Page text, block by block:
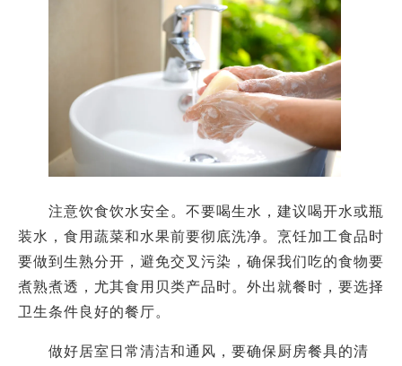
注意饮食饮水安全。不要喝生水，建议喝开水或瓶
装水，食用蔬菜和水果前要彻底洗净。烹饪加工食品时
要做到生熟分开，避免交叉污染，确保我们吃的食物要
煮熟煮透，尤其食用贝类产品时。外出就餐时，要选择
卫生条件良好的餐厅。
做好居室日常清洁和通风，要确保厨房餐具的清